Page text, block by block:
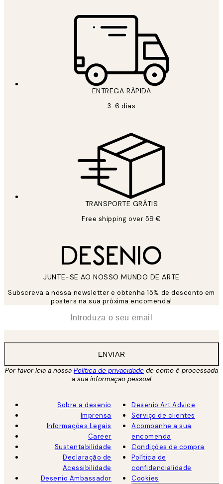
ENTREGA RÁPIDA
3-6 dias
TRANSPORTE GRÁTIS
Free shipping over 59 €
JUNTE-SE AO NOSSO MUNDO DE ARTE
Subscreva a nossa newsletter e obtenha 15% de desconto em
posters na sua próxima encomenda!
ENVIAR
Por favor leia a nossa Política de privacidade de como é processada
a sua informação pessoal
Sobre a desenio
Imprensa
Informações Legais
Career
Sustentabilidade
Declaração de
Acessibilidade
Desenio Ambassador
Desenio Art Advice
Serviço de clientes
Acompanhe a sua
encomenda
Condições de compra
Política de
confidencialidade
Cookies